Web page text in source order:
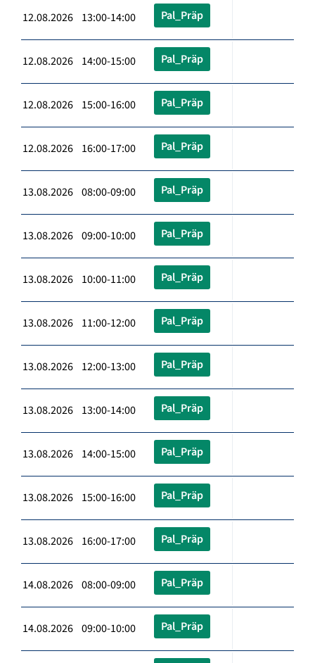
12.08.2026 13:00-14:00 Pal_Präp
12.08.2026 14:00-15:00 Pal_Präp
12.08.2026 15:00-16:00 Pal_Präp
12.08.2026 16:00-17:00 Pal_Präp
13.08.2026 08:00-09:00 Pal_Präp
13.08.2026 09:00-10:00 Pal_Präp
13.08.2026 10:00-11:00 Pal_Präp
13.08.2026 11:00-12:00 Pal_Präp
13.08.2026 12:00-13:00 Pal_Präp
13.08.2026 13:00-14:00 Pal_Präp
13.08.2026 14:00-15:00 Pal_Präp
13.08.2026 15:00-16:00 Pal_Präp
13.08.2026 16:00-17:00 Pal_Präp
14.08.2026 08:00-09:00 Pal_Präp
14.08.2026 09:00-10:00 Pal_Präp